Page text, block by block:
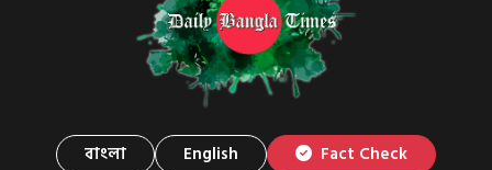
বাংলা English Fact Check